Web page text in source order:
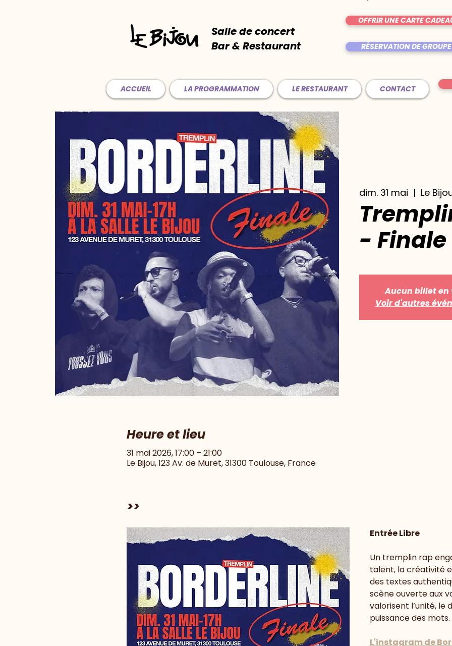
Salle de concert
Bar & Restaurant
OFFRIR UNE CARTE
RÉSERVATION DE GROUPE
ACCUEIL LA PROGRAMMATION LE RESTAURANT CONTACT
dim. 31 mai
  |
Le
- Finale
Aucun billet en
Voir d'autres
Heure et lieu
31 mai 2026, 17:00 – 21:00
Le Bijou, 123 Av. de Muret, 31300 Toulouse, France
>>
Entrée Libre
Un tremplin rap
talent, la créativité
des textes
scène ouverte aux
valorisent l’unité, le
puissance des mots.
L'instagram de